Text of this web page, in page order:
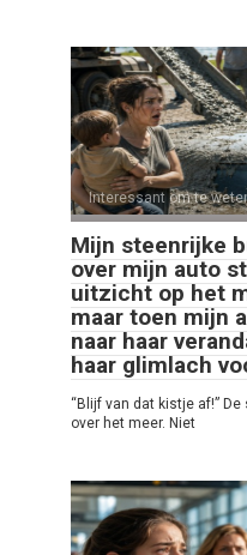
Interessant om te
Mijn steenrijke
over mijn auto
uitzicht op het
maar toen mijn
naar haar
haar glimlach
“Blijf van dat kistje af!”
over het meer. Niet